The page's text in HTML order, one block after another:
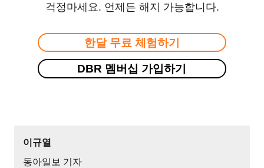
걱정마세요. 언제든 해지 가능합니다.
한달 무료 체험하기
DBR 멤버십 가입하기
이규열
동아일보 기자